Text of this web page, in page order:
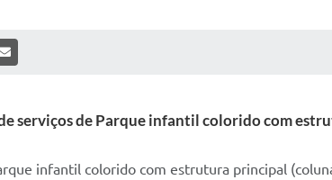
MÍDIAS
serviços de Parque infantil colorido com
infantil colorido com estrutura principal